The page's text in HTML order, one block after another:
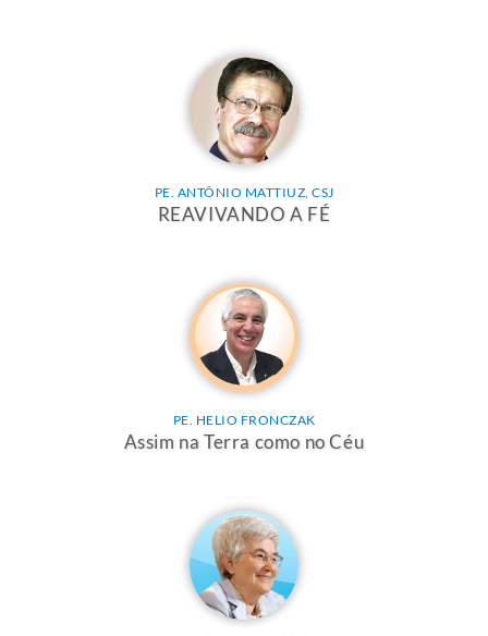
PE. ANTÔNIO MATTIUZ, CSJ
REAVIVANDO A FÉ
PE. HELIO FRONCZAK
Assim na Terra como no Céu